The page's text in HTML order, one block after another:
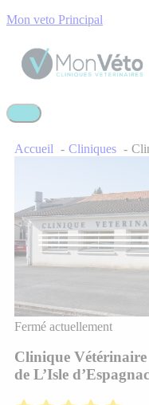
Mon veto Principal
Accueil Cliniques
Fermé actuellement
Clinique Vétérinaire
de L’Isle d’Espagnac